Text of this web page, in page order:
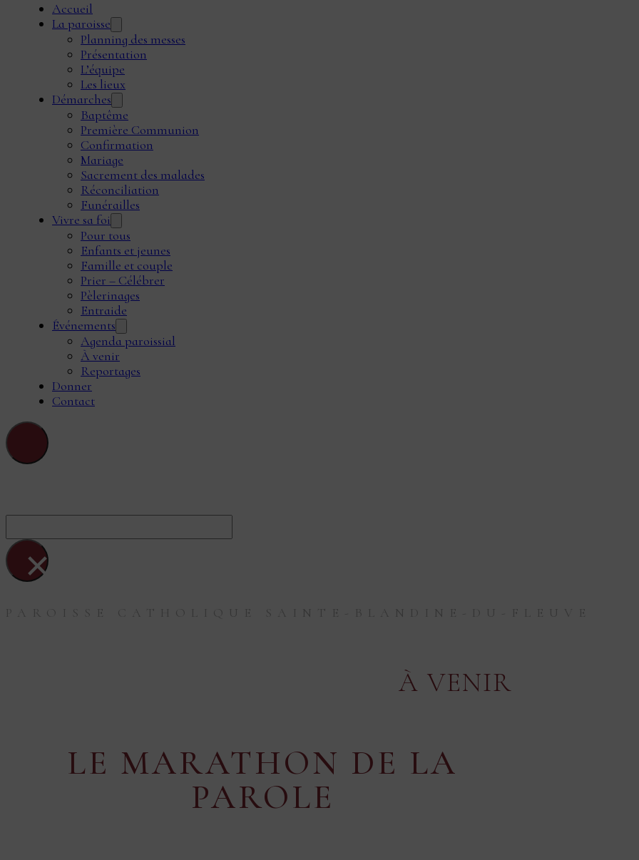
Accueil
La paroisse
Planning des messes
Présentation
L’équipe
Les lieux
Démarches
Baptême
Première Communion
Confirmation
Mariage
Sacrement des malades
Réconciliation
Funérailles
Vivre sa foi
Pour tous
Enfants et jeunes
Famille et couple
Prier – Célébrer
Pèlerinages
Entraide
Événements
Agenda paroissial
À venir
Reportages
Donner
Contact
×
PAROISSE CATHOLIQUE SAINTE-BLANDINE-DU-FLEUVE
À VENIR
LE MARATHON DE LA
PAROLE